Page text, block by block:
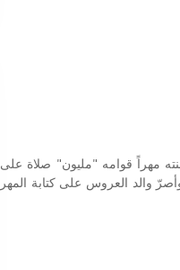
مهراً قوامه "مليون" صلاة على
والد العروس على كتابة المهر